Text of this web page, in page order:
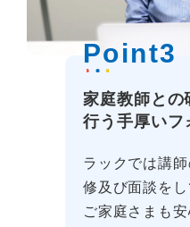
Point3
家庭教師との
行う手厚いフ
ラックでは講
修及び面談を
ご家庭さまも